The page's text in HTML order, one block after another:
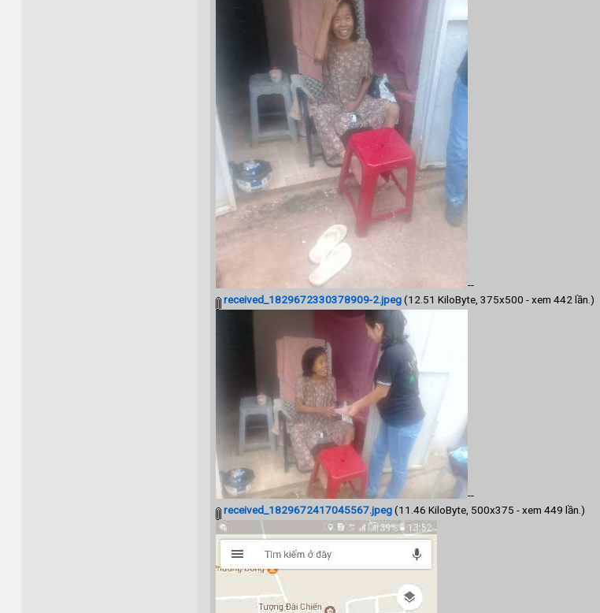
--
received_1829672330378909-2.jpeg(12.51 KiloByte, 375x500 - xem 442 lần.)
--
received_1829672417045567.jpeg(11.46 KiloByte, 500x375 - xem 449 lần.)